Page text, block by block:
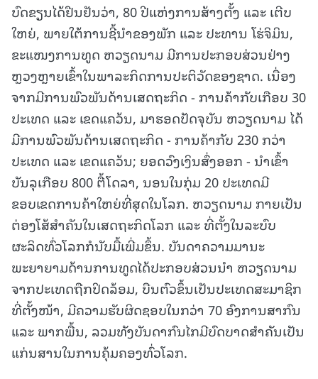
ບົດຂຽນໄດ້ຢືນຢັນວ່າ, 80 ປີແຫ່ງການສ້າງຕັ້ງ ແລະ ເຕີບ
ໃຫຍ່, ພາຍໃຕ້ການຊີ້ນຳຂອງພັກ ແລະ ປະທານ ໂຮ່ຈິມິນ,
ຂະແໜງການທູດ ຫວຽດນາມ ມີການປະກອບສ່ວນຢ່າງ
ຫຼວງຫຼາຍເຂົ້າໃນພາລະກິດການປະຕິວັດຂອງຊາດ. ເນື່ອງ
ຈາກມີການພົວພັນດ້ານເສດຖະກິດ - ການຄ້າກັບເກືອບ 30
ປະເທດ ແລະ ເຂດແຄວ້ນ, ມາຮອດປັດຈຸບັນ ຫວຽດນາມ ໄດ້
ມີການພົວພັນດ້ານເສດຖະກິດ - ການຄ້າກັບ 230 ກວ່າ
ປະເທດ ແລະ ເຂດແຄວ້ນ; ຍອດວົງເງິນສົ່ງອອກ - ນໍາເຂົ້າ
ບັນລຸເກືອບ 800 ຕື້ໂດລາ, ນອນໃນກຸ່ມ 20 ປະເທດມີ
ຂອບເຂດການຄ້າໃຫຍ່ທີ່ສຸດໃນໂລກ. ຫວຽດນາມ ກາຍເປັນ
ຕ່ອງໂສ້ສຳຄັນໃນເສດຖະກິດໂລກ ແລະ ທີ່ຕັ້ງໃນລະບົບ
ຜະລິດທົ່ວໂລກກໍນັບມື້ເພີ່ມຂຶ້ນ. ບັນດາຄວາມມານະ
ພະຍາຍາມດ້ານການທູດໄດ້ປະກອບສ່ວນນຳ ຫວຽດນາມ
ຈາກປະເທດຖືກປິດລ້ອມ, ບືນຕົວຂຶ້ນເປັນປະເທດສະມາຊິກ
ທີ່ຕັ້ງໜ້າ, ມີຄວາມຮັບຜິດຊອບໃນກວ່າ 70 ອົງການສາກົນ
ແລະ ພາກພື້ນ, ລວມທັງບັນດາກົນໄກມີບົດບາດສຳຄັນເປັນ
ແກ່ນສານໃນການຄຸ້ມຄອງທົ່ວໂລກ.